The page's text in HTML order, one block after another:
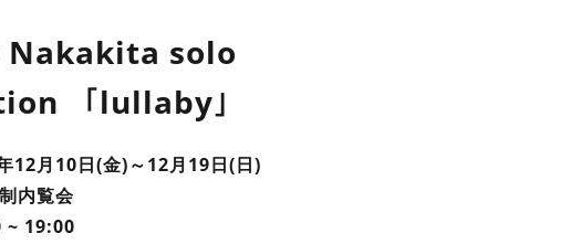
solo
「lullaby」
12月10日(金)～12月19日(日)
内覧会
~ 19:00